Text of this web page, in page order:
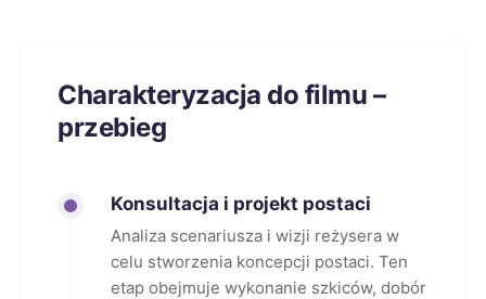
Charakteryzacja do filmu –
przebieg
Konsultacja i projekt postaci
Analiza scenariusza i wizji reżysera w
celu stworzenia koncepcji postaci. Ten
etap obejmuje wykonanie szkiców, dobór